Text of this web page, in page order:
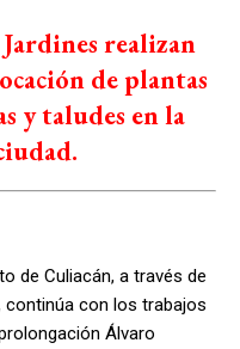
realizan
de plantas
y taludes en la
de Culiacán, a través de
continúa con los trabajos
Álvaro